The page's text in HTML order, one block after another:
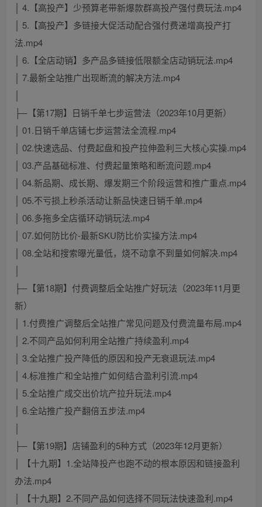
│ 4.【高投产】少预算老带新爆款群高投产强付费玩法.mp4
│ 5.【高投产】多链接大促活动配合强付费递增高投产打
法.mp4
│ 6.【全店动销】多产品多链接低限额全店动销玩法.mp4
│ 7.最新全站推广出现断流的解决方法.mp4
├─【第17期】日销千单七步运营法（2023年10月更新）
│ 01.日销千单店铺七步运营法全流程.mp4
│ 02.快速选品、付费起盘和投产拉伸盈利三大核心实操.mp4
│ 03.产品基础标准、付费起量策略和断流问题.mp4
│ 04.新品期、成长期、爆发期三个阶段运营和推广重点.mp4
│ 05.不亏损上秒杀活动让新品快速日销千单.mp4
│ 06.多拖多全店循环动销玩法.mp4
│ 07.如何防比价-最新SKU防比价实操方法.mp4
│ 08.全站和搜索曝光量低，烧不动拿不到量如何解决.mp4
├─【第18期】付费调整后全站推广好玩法（2023年11月更
新）
│ 1.付费推广调整后全站推广常见问题及付费流量布局.mp4
│ 2.不同产品如何利用全站推广持续盈利.mp4
│ 3.全站推广投产降低的原因和投产无衰退玩法.mp4
│ 4.标准推广和全站推广如何结合盈利引流.mp4
│ 5.全站推广成交出价坑产拉升玩法.mp4
│ 6.全站推广投产翻倍五步法.mp4
├─【第19期】店铺盈利的5种方式（2023年12月更新）
│ 【十九期】1.全站降投产也跑不动的根本原因和链接盈利
办法.mp4
│ 【十九期】2.不同产品如何选择不同玩法快速盈利.mp4